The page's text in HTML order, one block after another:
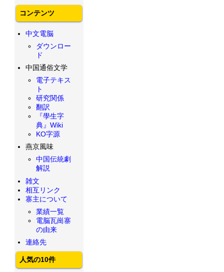
コンテンツ
中文電脳
ダウンロー
ド
中国通俗文学
電子テキス
ト
研究関係
翻訳
『學生字
典』Wiki
KO字源
燕京風味
中国伝統劇
解説
雑文
相互リンク
寨主について
業績一覧
電脳瓦崗寨
の由来
連絡先
人気の10件